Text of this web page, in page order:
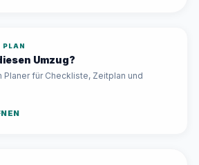
PLAN
Umzug?
Planer für Checkliste, Zeitplan und